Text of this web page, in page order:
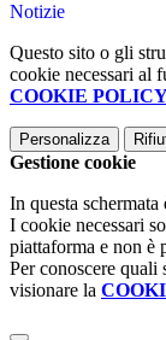
Notizie
Questo sito o gli
cookie necessari al
COOKIE
Personalizza
Gestione cookie
In questa
I cookie necessari
piattaforma e non è
Per conoscere quali
visionare la